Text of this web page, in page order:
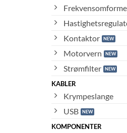
Kontaktor
Motorvern
Strømfilter
KABLER
Krympeslange
USB
KOMPONENTER